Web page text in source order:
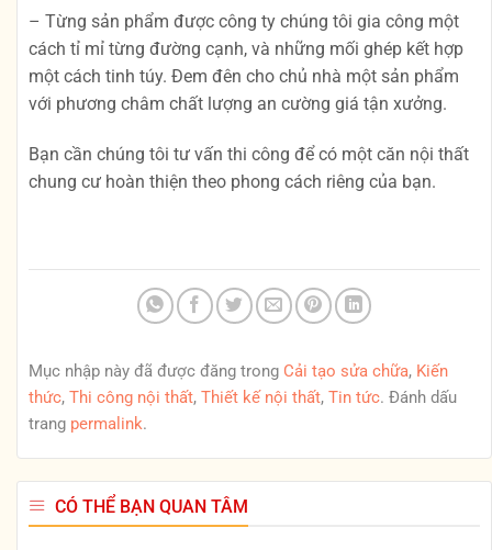
– Từng sản phẩm được công ty chúng tôi gia công một
cách tỉ mỉ từng đường cạnh, và những mối ghép kết hợp
một cách tinh túy. Đem đên cho chủ nhà một sản phẩm
với phương châm chất lượng an cường giá tận xưởng.
Bạn cần chúng tôi tư vấn thi công để có một căn nội thất
chung cư hoàn thiện theo phong cách riêng của bạn.
Mục nhập này đã được đăng trong Cải tạo sửa chữa, Kiến
thức, Thi công nội thất, Thiết kế nội thất, Tin tức. Đánh dấu
trang permalink.
CÓ THỂ BẠN QUAN TÂM